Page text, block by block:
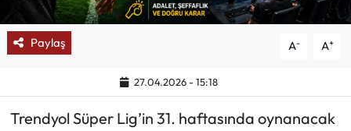
Paylaş A- A+
27.04.2026 - 15:18
Trendyol Süper Lig’in 31. haftasında oynanacak
Karikatür Galeri
ASTROLOJİ